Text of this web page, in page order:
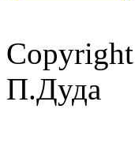
П.Дуда